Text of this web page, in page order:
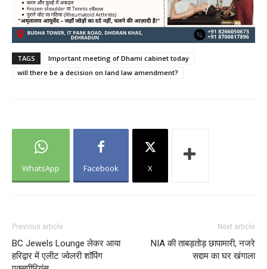
TAGS
Important meeting of Dhami cabinet today
will there be a decision on land law amendment?
WhatsApp Facebook X
Previous article
BC Jewels Lounge लेकर आया
हरिद्वार में एलीट ज्वेलरी शॉपिंग
Next article
NIA की ताबड़तोड़ छापामारी, नजरे
सद्दाम का घर खंगाला